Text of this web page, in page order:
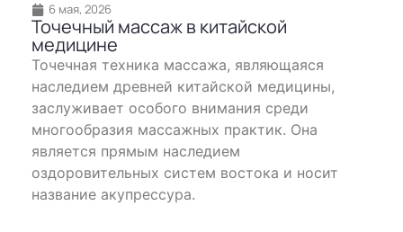
6 мая, 2026
Точечный массаж в китайской
медицине
Точечная техника массажа, являющаяся
наследием древней китайской медицины,
заслуживает особого внимания среди
многообразия массажных практик. Она
является прямым наследием
оздоровительных систем востока и носит
название акупрессура.